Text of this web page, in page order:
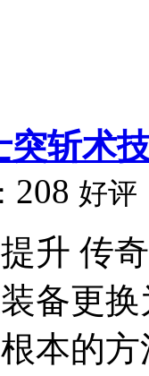
突斩术
208 好评
升 传
备更
本的